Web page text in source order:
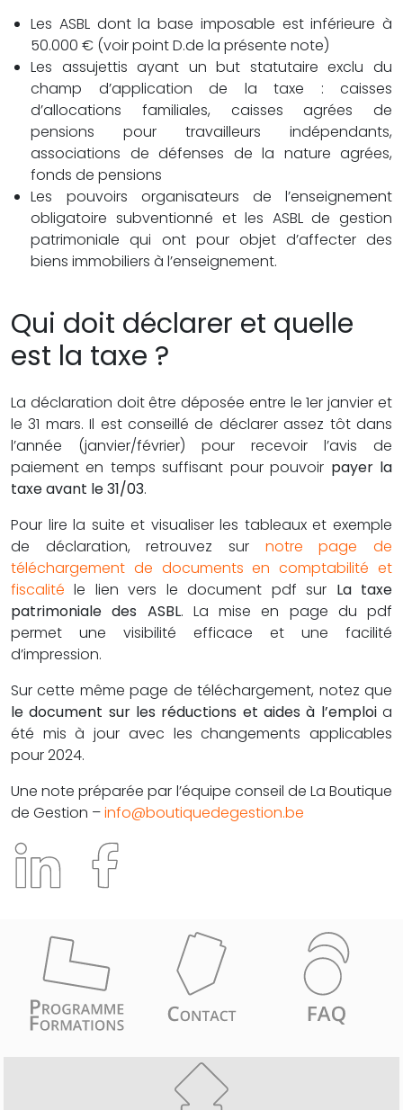
Les ASBL dont la base imposable est inférieure à
50.000 € (voir point D.de la présente note)
Les assujettis ayant un but statutaire exclu du
champ d’application de la taxe : caisses
d’allocations familiales, caisses agrées de
pensions pour travailleurs indépendants,
associations de défenses de la nature agrées,
fonds de pensions
Les pouvoirs organisateurs de l’enseignement
obligatoire subventionné et les ASBL de gestion
patrimoniale qui ont pour objet d’affecter des
biens immobiliers à l’enseignement.
Qui doit déclarer et quelle
est la taxe ?
La déclaration doit être déposée entre le 1er janvier et
le 31 mars. Il est conseillé de déclarer assez tôt dans
l’année (janvier/février) pour recevoir l’avis de
paiement en temps suffisant pour pouvoir payer la
taxe avant le 31/03.
Pour lire la suite et visualiser les tableaux et exemple
de déclaration, retrouvez sur notre page de
téléchargement de documents en comptabilité et
fiscalité le lien vers le document pdf sur La taxe
patrimoniale des ASBL. La mise en page du pdf
permet une visibilité efficace et une facilité
d’impression.
Sur cette même page de téléchargement, notez que
le document sur les réductions et aides à l’emploia
été mis à jour avec les changements applicables
pour 2024.
Une note préparée par l’équipe conseil de La Boutique
de Gestion –info@boutiquedegestion.be